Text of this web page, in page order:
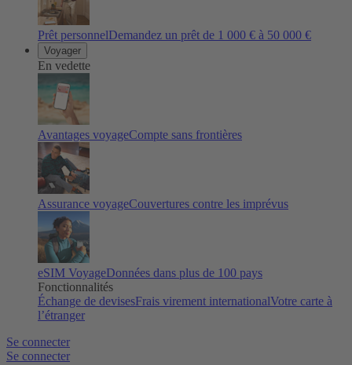
Prêt personnelDemandez un prêt de 1 000 € à 50 000 €
Voyager
En vedette
Avantages voyageCompte sans frontières
Assurance voyageCouvertures contre les imprévus
eSIM VoyageDonnées dans plus de 100 pays
Fonctionnalités
Échange de devisesFrais virement internationalVotre carte à
l’étranger
Se connecter
Se connecter